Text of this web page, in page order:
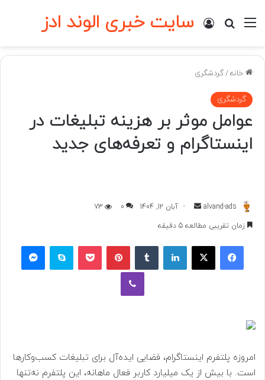
سایت خبری الوند ادز منو جستجو برای
ورود
خانه/گردشگری
گردشگری
عوامل موثر بر هزینه تبلیغات در
اینستاگرام و تعرفه‌های جدید
alvand-ads
ارسال آبان 12, 1404 0
73
زمان تقریبی مطالعه 5 دقیقه
فیسبوکایکس لینکداینتامبلر پینتریستپاکت اسکایپ مسنجر
وایبر
امروزه پلتفرم اینستاگرام، فضایی ایده‌آل برای تبلیغات کسب‌وکارها
است. با بیش از یک میلیارد کاربر فعال ماهانه، این پلتفرم نه‌تنها